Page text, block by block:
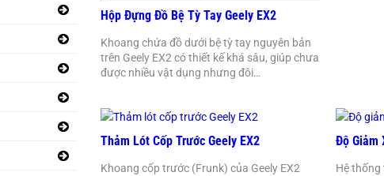
Hộp Đựng Đồ Bệ Tỳ Tay Geely EX2
Khoang chứa đồ dưới bệ tỳ tay nguyên bản
trên Geely EX2 có thiết kế khá sâu, giúp chưa
được nhiều vật dụng nhưng đôi…
Thảm Lót Cốp Trước Geely EX2
Khoang cốp trước (Frunk) của Geely EX2
Độ Giảm
Hệ